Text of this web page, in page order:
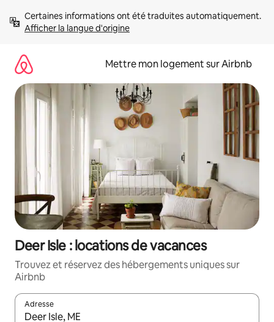
directement
Afficher la langue d'origine
Mettre mon logement sur Airbnb
Deer Isle : locations de vacances
Trouvez et réservez des hébergements uniques sur
Airbnb
Adresse
Lorsque les résultats s'affichent, utilisez les flèches vers le